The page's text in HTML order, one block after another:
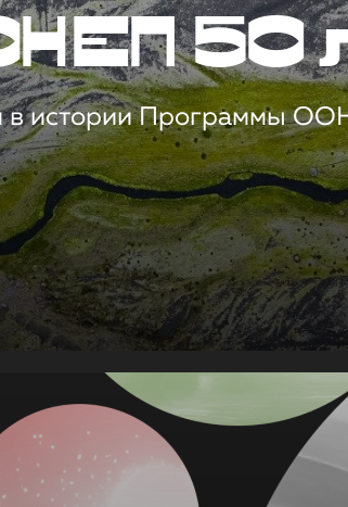
50
в истории Программы